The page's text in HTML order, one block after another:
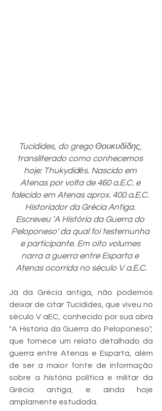
Tucídides, do grego Θουκυδίδης,
transliterado como conhecemos
hoje: Thukydídēs. Nascido em
Atenas por volta de 460 a.E.C. e
falecido em Atenas aprox. 400 a.E.C.
Historiador da Grécia Antiga.
Escreveu 'A História da Guerra do
Peloponeso' da qual foi testemunha
e participante. Em oito volumes
narra a guerra entre Esparta e
Atenas ocorrida no século V a.E.C.
Já da Grécia antiga, não podemos
deixar de citar Tucídides, que viveu no
século V aEC, conhecido por sua obra
"A História da Guerra do Peloponeso",
que fornece um relato detalhado da
guerra entre Atenas e Esparta, além
de ser a maior fonte de informação
sobre a história política e militar da
Grécia antiga, e ainda hoje
amplamente estudada.